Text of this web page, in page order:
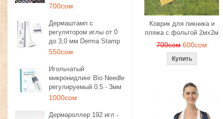
700сом
Дермаштамп с
регулятором иглы от 0
до 3,0 мм Derma Stamp
550сом
Игольчатый
микронидлинг Bio Needle
регулируемый 0.5 - 3мм
1000сом
Дермароллер 192 игл -
Коврик для пикника и
пляжа с фольгой 2мх2м
700сом 600сом